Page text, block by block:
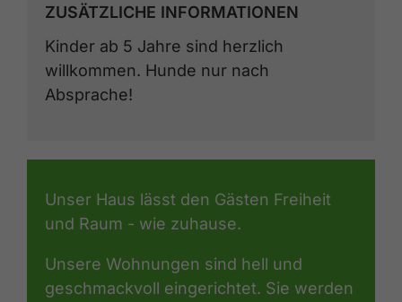
ZUSÄTZLICHE INFORMATIONEN
Kinder ab 5 Jahre sind herzlich
willkommen. Hunde nur nach
Absprache!
Unser Haus lässt den Gästen Freiheit
und Raum - wie zuhause.
Unsere Wohnungen sind hell und
geschmackvoll eingerichtet. Sie werden